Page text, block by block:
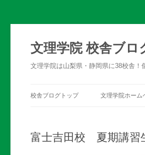
文理学院 校舎ブロ
文理学院は山梨県・静岡県に38校舎！
校舎ブログトップ 文理学院ホーム
富士吉田校 夏期講習